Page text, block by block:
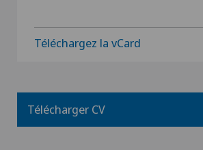
Téléchargez la vCard
Télécharger CV